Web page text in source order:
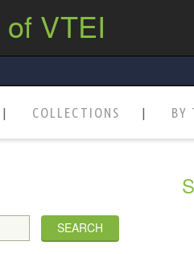
of VTEI
COLLECTIONS BY